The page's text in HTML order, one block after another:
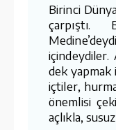
Birinci
çarpıştı.
dek yapmak
içtiler,
önemlisi
açlıkla,